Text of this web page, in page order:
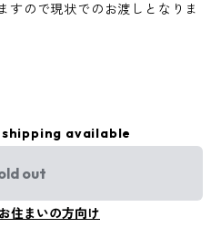
すので現状でのお渡しとなりま
available
out
住まいの方向け